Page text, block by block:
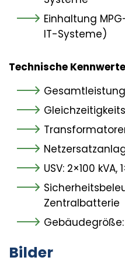
Einhaltung
IT-Systeme)
Technische
Gesamtleistung
USV: 2×100 kVA,
Zentralbatterie
Gebäudegröße:
Bilder